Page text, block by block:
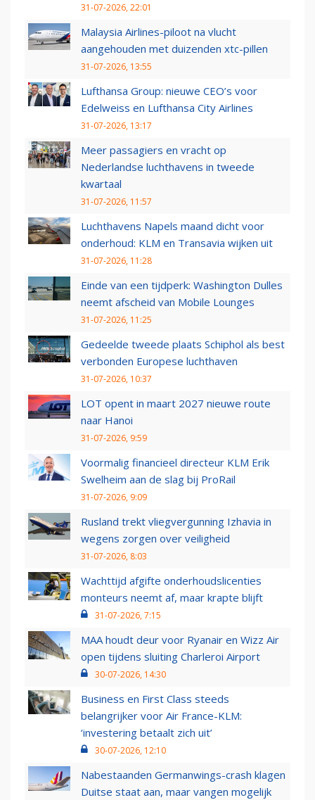
31-07-2026, 22:01
Malaysia Airlines-piloot na vlucht
aangehouden met duizenden xtc-pillen
31-07-2026, 13:55
Lufthansa Group: nieuwe CEO’s voor
Edelweiss en Lufthansa City Airlines
31-07-2026, 13:17
Meer passagiers en vracht op
Nederlandse luchthavens in tweede
kwartaal
31-07-2026, 11:57
Luchthavens Napels maand dicht voor
onderhoud: KLM en Transavia wijken uit
31-07-2026, 11:28
Einde van een tijdperk: Washington Dulles
neemt afscheid van Mobile Lounges
31-07-2026, 11:25
Gedeelde tweede plaats Schiphol als best
verbonden Europese luchthaven
31-07-2026, 10:37
LOT opent in maart 2027 nieuwe route
naar Hanoi
31-07-2026, 9:59
Voormalig financieel directeur KLM Erik
Swelheim aan de slag bij ProRail
31-07-2026, 9:09
Rusland trekt vliegvergunning Izhavia in
wegens zorgen over veiligheid
31-07-2026, 8:03
Wachttijd afgifte onderhoudslicenties
monteurs neemt af, maar krapte blijft
31-07-2026, 7:15
MAA houdt deur voor Ryanair en Wizz Air
open tijdens sluiting Charleroi Airport
30-07-2026, 14:30
Business en First Class steeds
belangrijker voor Air France-KLM:
‘investering betaalt zich uit’
30-07-2026, 12:10
Nabestaanden Germanwings-crash klagen
Duitse staat aan, maar vangen mogelijk